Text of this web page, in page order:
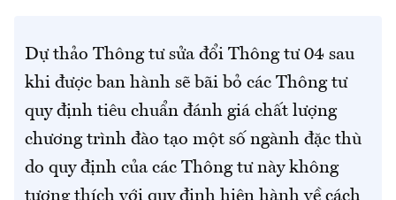
Dự thảo Thông tư sửa đổi Thông tư 04 sau
khi được ban hành sẽ bãi bỏ các Thông tư
quy định tiêu chuẩn đánh giá chất lượng
chương trình đào tạo một số ngành đặc thù
do quy định của các Thông tư này không